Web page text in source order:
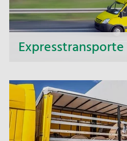
Expresstransporte
Ihnen den Transport Ihrer
garantieren Ihnen eine
Zustellung Ihrer